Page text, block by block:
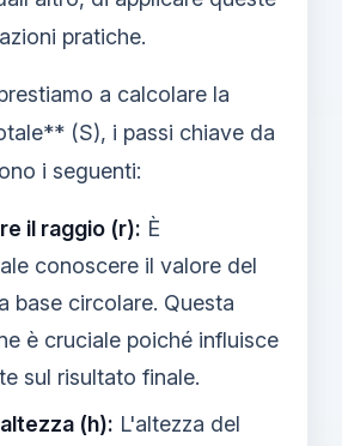
pratiche.
a calcolare la
(S), i passi chiave da
i seguenti:
il raggio (r): È
conoscere il valore del
base circolare. Questa
è cruciale poiché influisce
sul risultato finale.
(h): L'altezza del